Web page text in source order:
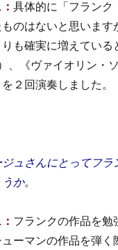
：具体的に「フランク
のはないと思います
も確実に増えている
、《ヴァイオリン・
２回演奏しました。
ュさんにとってフラ
か。
フランクの作品を勉
ーマンの作品を弾く